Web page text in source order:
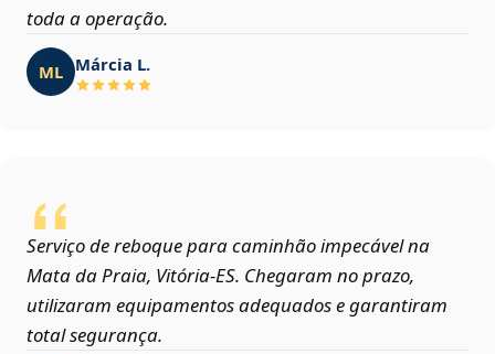
toda a operação.
ML Márcia L.
Serviço de reboque para caminhão impecável na
Mata da Praia, Vitória‑ES. Chegaram no prazo,
utilizaram equipamentos adequados e garantiram
total segurança.